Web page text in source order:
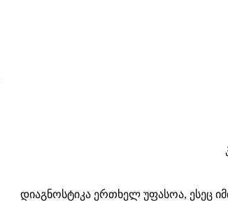
დიაგნოსტიკა ერთხელ უფასოა, ესეც